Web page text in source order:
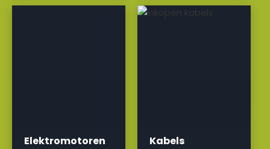
Elektromotoren Kabels
a